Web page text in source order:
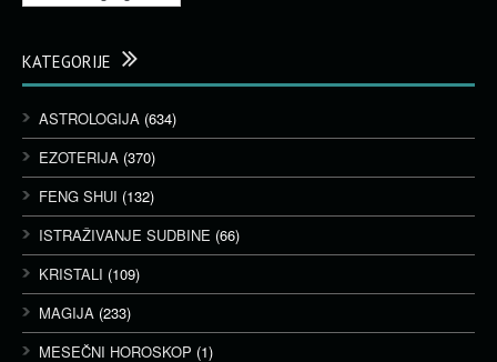
KATEGORIJE
ASTROLOGIJA (634)
EZOTERIJA (370)
FENG SHUI (132)
ISTRAŽIVANJE SUDBINE (66)
KRISTALI (109)
MAGIJA (233)
MESEČNI HOROSKOP (1)